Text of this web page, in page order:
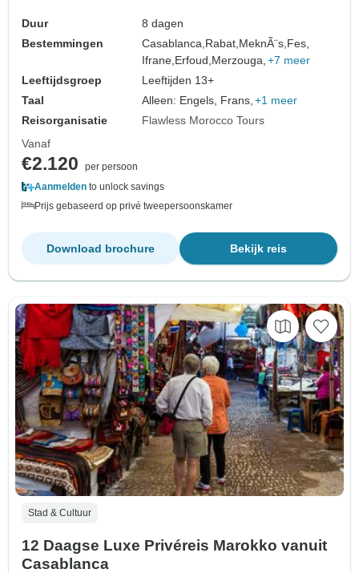
Duur
8 dagen
Bestemmingen
Casablanca,Rabat,MeknÃ¨s,Fes,
Ifrane,Erfoud,Merzouga, +7 meer
Leeftijdsgroep
Leeftijden 13+
Taal
Alleen: Engels, Frans, +1 meer
Reisorganisatie
Flawless Morocco Tours
Vanaf
€2.120
per persoon
Aanmelden to unlock savings
Prijs gebaseerd op privé tweepersoonskamer
Bekijk reis
Download brochure
Stad & Cultuur
12 Daagse Luxe Privéreis Marokko vanuit
Casablanca